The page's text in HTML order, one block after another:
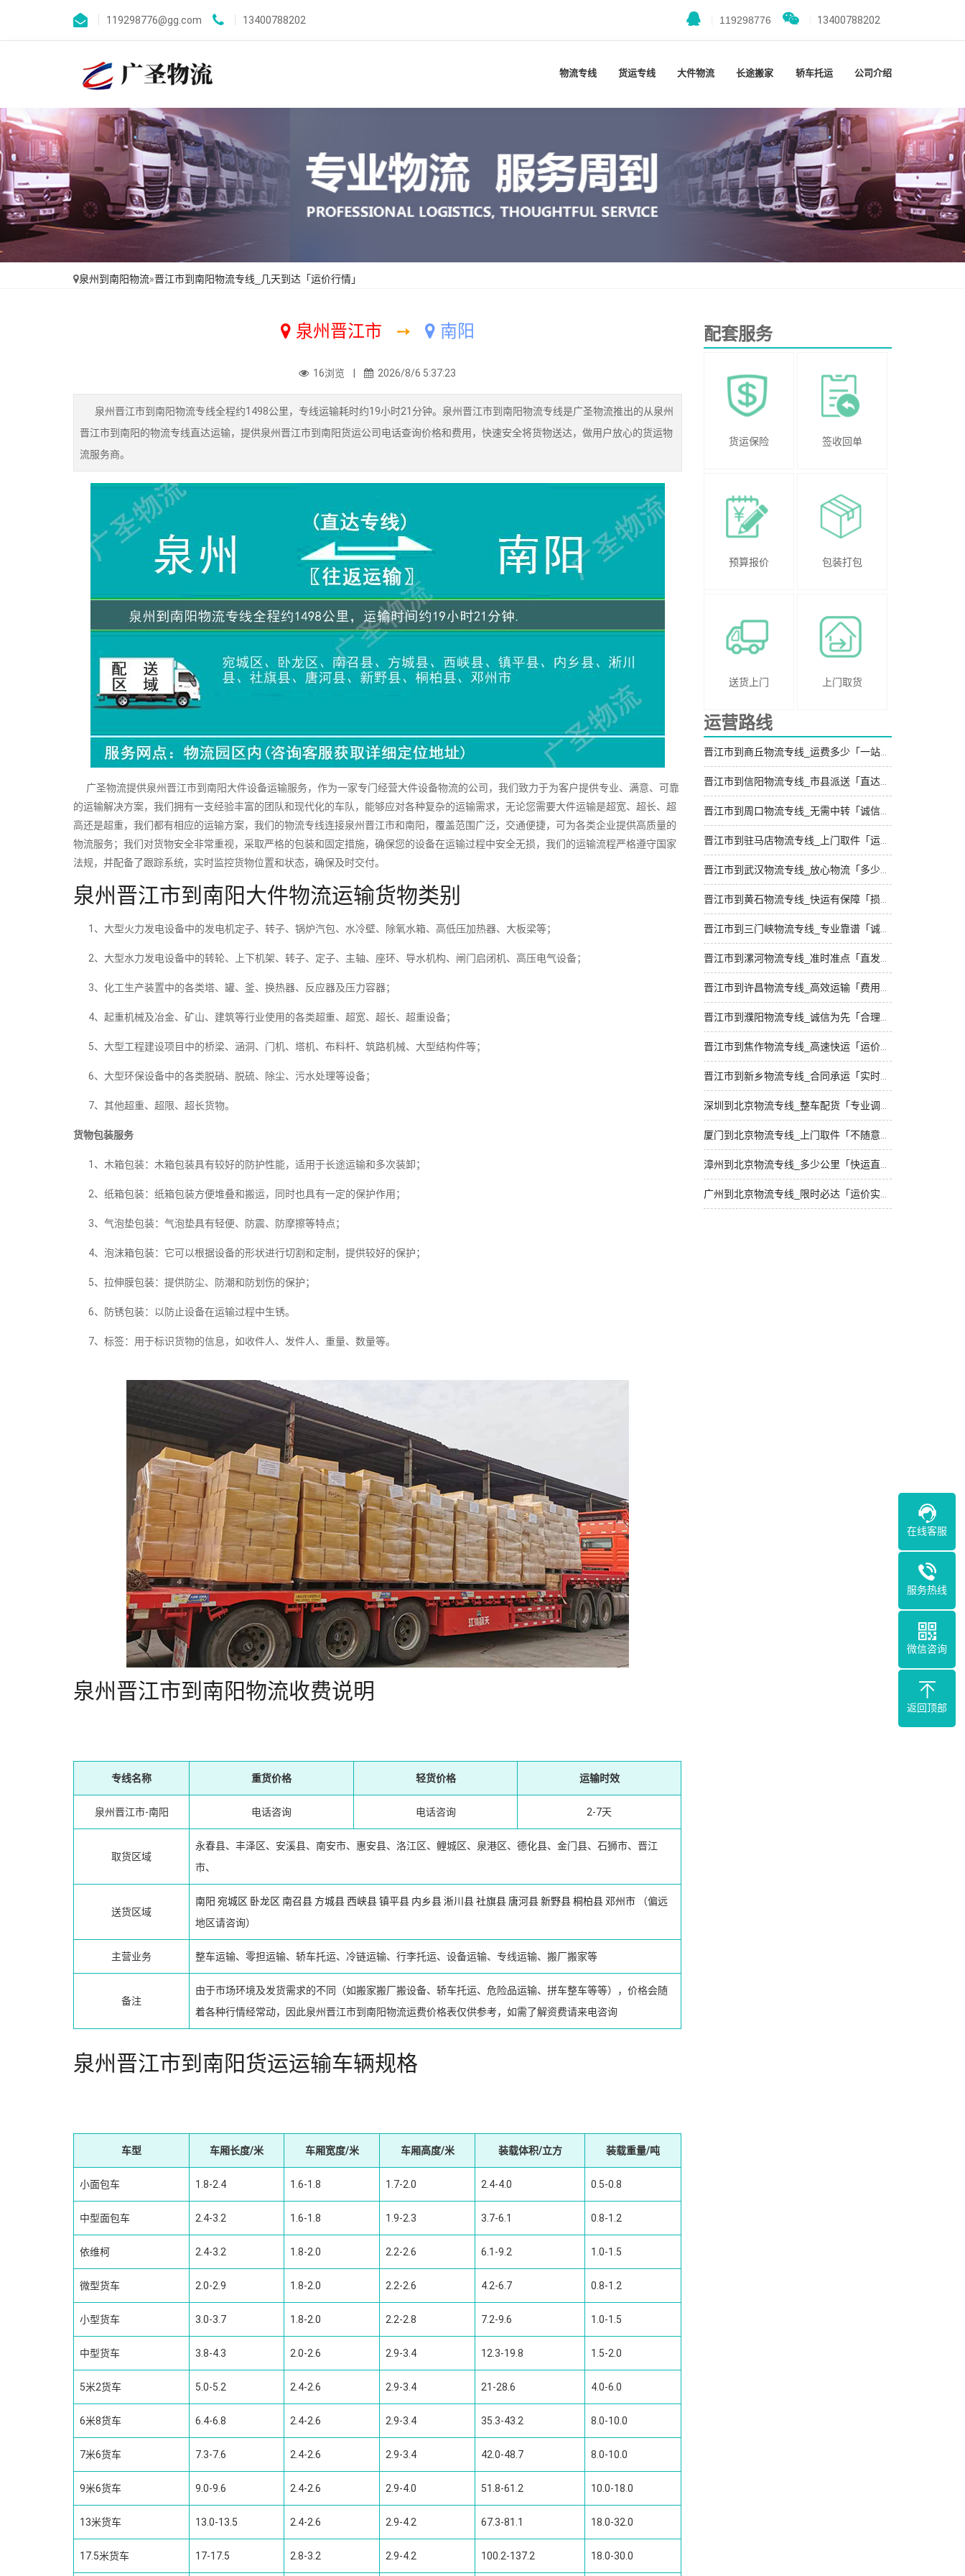
119298776@gg.com 13400788202 119298776 13400788202
物流专线 货运专线 大件物流 长途搬家 轿车托运 公司介绍
泉州到南阳物流»晋江市到南阳物流专线_几天到达「运价行情」
泉州晋江市 ➙ 南阳
16浏览 | 2026/8/6 5:37:23
泉州晋江市到南阳物流专线全程约1498公里，专线运输耗时约19小时21分钟。泉州晋江市到南阳物流专线是广圣物流推出的从泉州
晋江市到南阳的物流专线直达运输，提供泉州晋江市到南阳货运公司电话查询价格和费用，快速安全将货物送达，做用户放心的货运物
流服务商。
广圣物流提供泉州晋江市到南阳大件设备运输服务，作为一家专门经营大件设备物流的公司，我们致力于为客户提供专业、满意、可靠
的运输解决方案，我们拥有一支经验丰富的团队和现代化的车队，能够应对各种复杂的运输需求，无论您需要大件运输是超宽、超长、超
高还是超重，我们都有相应的运输方案，我们的物流专线连接泉州晋江市和南阳，覆盖范围广泛，交通便捷，可为各类企业提供高质量的
物流服务；我们对货物安全非常重视，采取严格的包装和固定措施，确保您的设备在运输过程中安全无损，我们的运输流程严格遵守国家
法规，并配备了跟踪系统，实时监控货物位置和状态，确保及时交付。
泉州晋江市到南阳大件物流运输货物类别
1、大型火力发电设备中的发电机定子、转子、锅炉汽包、水冷壁、除氧水箱、高低压加热器、大板梁等；
2、大型水力发电设备中的转轮、上下机架、转子、定子、主轴、座环、导水机构、闸门启闭机、高压电气设备；
3、化工生产装置中的各类塔、罐、釜、换热器、反应器及压力容器；
4、起重机械及冶金、矿山、建筑等行业使用的各类超重、超宽、超长、超重设备；
5、大型工程建设项目中的桥梁、涵洞、门机、塔机、布料杆、筑路机械、大型结构件等；
6、大型环保设备中的各类脱硝、脱硫、除尘、污水处理等设备；
7、其他超重、超限、超长货物。
货物包装服务
1、木箱包装：木箱包装具有较好的防护性能，适用于长途运输和多次装卸；
2、纸箱包装：纸箱包装方便堆叠和搬运，同时也具有一定的保护作用；
3、气泡垫包装：气泡垫具有轻便、防震、防摩擦等特点；
4、泡沫箱包装：它可以根据设备的形状进行切割和定制，提供较好的保护；
5、拉伸膜包装：提供防尘、防潮和防划伤的保护；
6、防锈包装：以防止设备在运输过程中生锈。
7、标签：用于标识货物的信息，如收件人、发件人、重量、数量等。
泉州晋江市到南阳物流收费说明
专线名称 重货价格 轻货价格 运输时效
泉州晋江市-南阳 电话咨询 电话咨询 2-7天
取货区域
永春县、丰泽区、安溪县、南安市、惠安县、洛江区、鲤城区、泉港区、德化县、金门县、石狮市、晋江
市、
送货区域
南阳 宛城区 卧龙区 南召县 方城县西峡县镇平县 内乡县淅川县社旗县 唐河县新野县桐柏县邓州市 （偏远
地区请咨询）
主营业务 整车运输、零担运输、轿车托运、冷链运输、行李托运、设备运输、专线运输、搬厂搬家等
备注
由于市场环境及发货需求的不同（如搬家搬厂搬设备、轿车托运、危险品运输、拼车整车等等），价格会随
着各种行情经常动，因此泉州晋江市到南阳物流运费价格表仅供参考，如需了解资费请来电咨询
泉州晋江市到南阳货运运输车辆规格
车型 车厢长度/米 车厢宽度/米 车厢高度/米 装载体积/立方 装载重量/吨
小面包车 1.8-2.4 1.6-1.8 1.7-2.0 2.4-4.0 0.5-0.8
中型面包车 2.4-3.2 1.6-1.8 1.9-2.3 3.7-6.1 0.8-1.2
依维柯 2.4-3.2 1.8-2.0 2.2-2.6 6.1-9.2 1.0-1.5
微型货车 2.0-2.9 1.8-2.0 2.2-2.6 4.2-6.7 0.8-1.2
小型货车 3.0-3.7 1.8-2.0 2.2-2.8 7.2-9.6 1.0-1.5
中型货车 3.8-4.3 2.0-2.6 2.9-3.4 12.3-19.8 1.5-2.0
5米2货车 5.0-5.2 2.4-2.6 2.9-3.4 21-28.6 4.0-6.0
6米8货车 6.4-6.8 2.4-2.6 2.9-3.4 35.3-43.2 8.0-10.0
7米6货车 7.3-7.6 2.4-2.6 2.9-3.4 42.0-48.7 8.0-10.0
9米6货车 9.0-9.6 2.4-2.6 2.9-4.0 51.8-61.2 10.0-18.0
13米货车 13.0-13.5 2.4-2.6 2.9-4.2 67.3-81.1 18.0-32.0
17.5米货车 17-17.5 2.8-3.2 2.9-4.2 100.2-137.2 18.0-30.0
配套服务
货运保险 签收回单
预算报价 包装打包
送货上门 上门取货
运营路线
晋江市到商丘物流专线_运费多少「一站式托运」
晋江市到信阳物流专线_市县派送「直达往返」
晋江市到周口物流专线_无需中转「诚信经营」
晋江市到驻马店物流专线_上门取件「运保时效」
晋江市到武汉物流专线_放心物流「多少公里」
晋江市到黄石物流专线_快运有保障「损坏理赔」
晋江市到三门峡物流专线_专业靠谱「诚信经营」
晋江市到漯河物流专线_准时准点「直发全境」
晋江市到许昌物流专线_高效运输「费用多少」
晋江市到濮阳物流专线_诚信为先「合理收费」
晋江市到焦作物流专线_高速快运「运价行情」
晋江市到新乡物流专线_合同承运「实时反馈」
深圳到北京物流专线_整车配货「专业调车」
厦门到北京物流专线_上门取件「不随意加价」
漳州到北京物流专线_多少公里「快运直达」
广州到北京物流专线_限时必达「运价实惠」
在线客服
服务热线
微信咨询
返回顶部